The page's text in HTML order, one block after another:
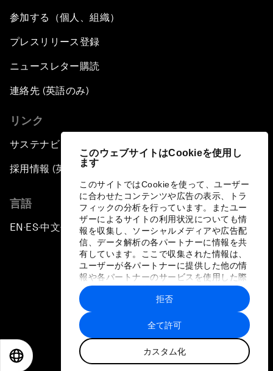
このウェブサイトはCookieを使用し
ます
このサイトではCookieを使って、ユーザー
に合わせたコンテンツや広告の表示、トラ
フィックの分析を行っています。またユー
ザーによるサイトの利用状況についても情
報を収集し、ソーシャルメディアや広告配
信、データ解析の各パートナーに情報を共
有しています。ここで収集された情報は、
ユーザーが各パートナーに提供した他の情
報や各パートナーのサービスを使用した際
に収集された情報と組み合わされ、各パー
トナーによって使用されることがありま
す。
全て許可
カスタム化
拒否
参加する（個人、組織）
プレスリリース登録
ニュースレター購読
連絡先 (英語のみ)
リンク
サステナビリティへの取り組み
採用情報 (英語のみ)
言語
EN ▪ES▪中文▪ 日本語
プライバシーポリシーと利用規約
サイトマップ
©
世界経済フォーラム